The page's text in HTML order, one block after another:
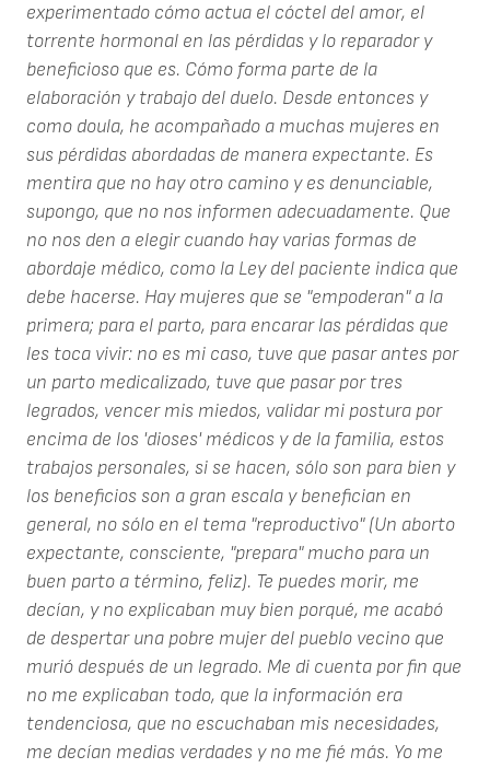
experimentado cómo actua el cóctel del amor, el
torrente hormonal en las pérdidas y lo reparador y
beneficioso que es. Cómo forma parte de la
elaboración y trabajo del duelo. Desde entonces y
como doula, he acompañado a muchas mujeres en
sus pérdidas abordadas de manera expectante. Es
mentira que no hay otro camino y es denunciable,
supongo, que no nos informen adecuadamente. Que
no nos den a elegir cuando hay varias formas de
abordaje médico, como la Ley del paciente indica que
debe hacerse. Hay mujeres que se "empoderan" a la
primera; para el parto, para encarar las pérdidas que
les toca vivir: no es mi caso, tuve que pasar antes por
un parto medicalizado, tuve que pasar por tres
legrados, vencer mis miedos, validar mi postura por
encima de los 'dioses' médicos y de la familia, estos
trabajos personales, si se hacen, sólo son para bien y
los beneficios son a gran escala y benefician en
general, no sólo en el tema "reproductivo" (Un aborto
expectante, consciente, "prepara" mucho para un
buen parto a término, feliz). Te puedes morir, me
decían, y no explicaban muy bien porqué, me acabó
de despertar una pobre mujer del pueblo vecino que
murió después de un legrado. Me di cuenta por fin que
no me explicaban todo, que la información era
tendenciosa, que no escuchaban mis necesidades,
me decían medias verdades y no me fié más. Yo me